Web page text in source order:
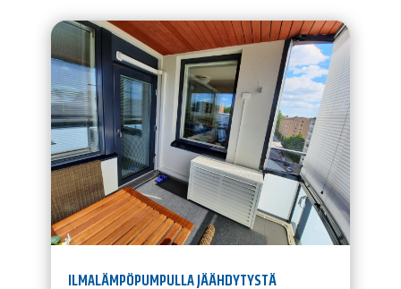
ILMALÄMPÖPUMPULLA JÄÄHDYTYSTÄ